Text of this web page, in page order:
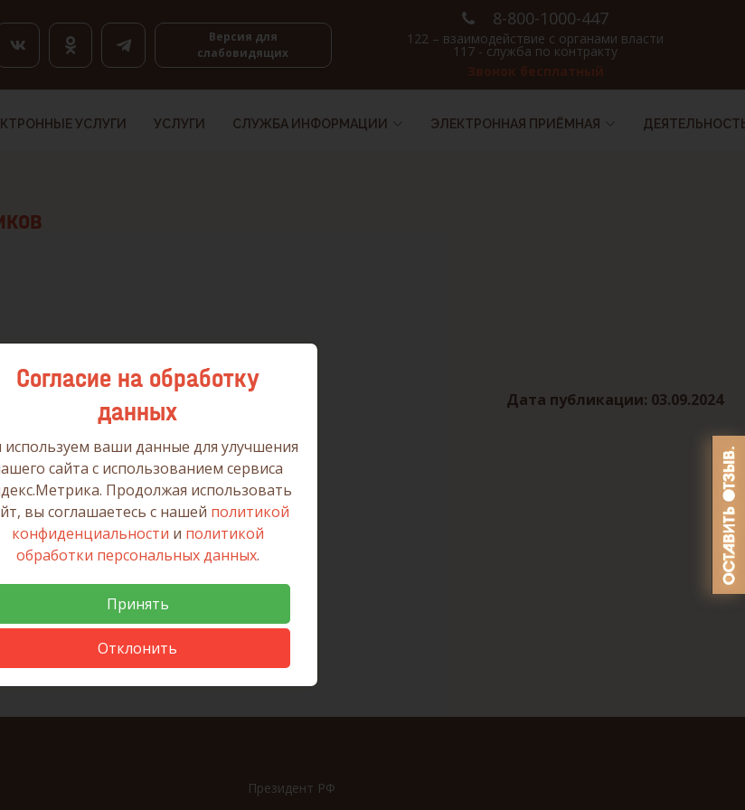
Версия для
слабовидящих
8-800-1000-447
122 – взаимодействие с органами власти
117 - служба по контракту
Звонок бесплатный
УСЛУГИ УСЛУГИ СЛУЖБА ИНФОРМАЦИИ ЭЛЕКТРОННАЯ ПРИЁМНАЯ
Дата публикации: 03.09.2024
Вернуться к списку новостей
Президент РФ
Согласие на обработку
данных
ваши данные для улучшения
сайта с использованием сервиса
Продолжая использовать
вы соглашаетесь с нашей политикой
конфиденциальности и политикой
обработки персональных данных.
Принять
Отклонить